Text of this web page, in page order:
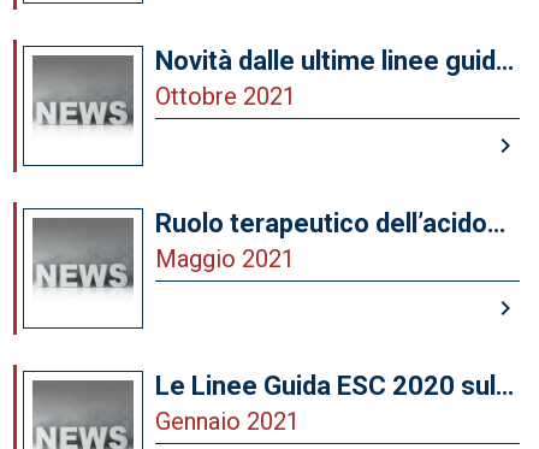
Novità dalle ultime linee guida
ESC sulle valvulopatie
Ottobre 2021
keyboard_arrow_right
Ruolo terapeutico dell’acido
bempedoico: Position Paper
dell’ANMCO
Maggio 2021
keyboard_arrow_right
Le Linee Guida ESC 2020 sulla
cardiologia dello sport e
Gennaio 2021